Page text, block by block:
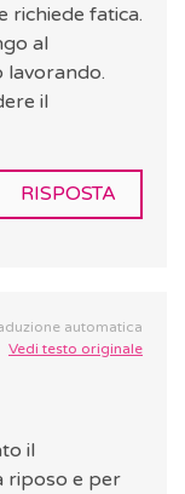
richiede fatica.
al
lavorando.
il
RISPOSTA
automatica
Vedi testo originale
il
riposo e per